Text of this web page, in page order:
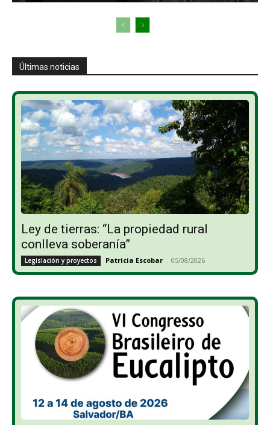
Últimas noticias
Ley de tierras: “La propiedad rural
conlleva soberanía”
Legislación y proyectos Patricia Escobar - 05/08/2026